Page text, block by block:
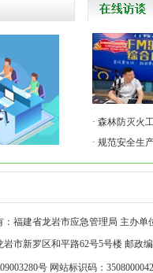
· 森林防灭火
· 规范安全生